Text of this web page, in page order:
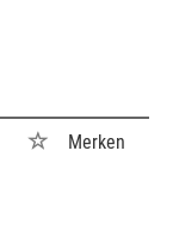
Merken